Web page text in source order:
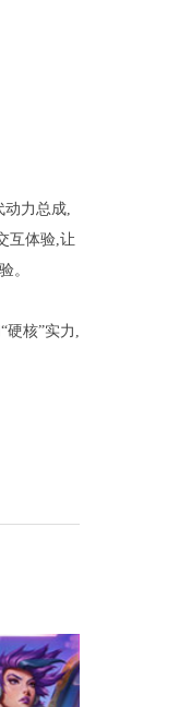
动力总成,
互体验,让
。
硬核”实力,